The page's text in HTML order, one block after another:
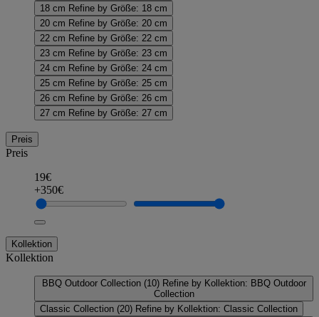
18 cm Refine by Größe: 18 cm
20 cm Refine by Größe: 20 cm
22 cm Refine by Größe: 22 cm
23 cm Refine by Größe: 23 cm
24 cm Refine by Größe: 24 cm
25 cm Refine by Größe: 25 cm
26 cm Refine by Größe: 26 cm
27 cm Refine by Größe: 27 cm
Preis
Preis
19€
+350€
Kollektion
Kollektion
BBQ Outdoor Collection (10) Refine by Kollektion: BBQ Outdoor
Collection
Classic Collection (20) Refine by Kollektion: Classic Collection